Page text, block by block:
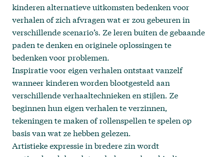
kinderen alternatieve uitkomsten bedenken voor
verhalen of zich afvragen wat er zou gebeuren in
verschillende scenario’s. Ze leren buiten de gebaande
paden te denken en originele oplossingen te
bedenken voor problemen.
Inspiratie voor eigen verhalen ontstaat vanzelf
wanneer kinderen worden blootgesteld aan
verschillende verhaaltechnieken en stijlen. Ze
beginnen hun eigen verhalen te verzinnen,
tekeningen te maken of rollenspellen te spelen op
basis van wat ze hebben gelezen.
Artistieke expressie in bredere zin wordt